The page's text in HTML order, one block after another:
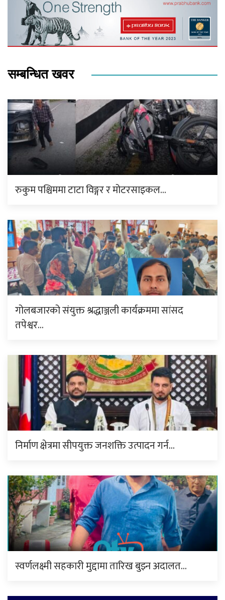
सम्बन्धित खवर
रुकुम पश्चिममा टाटा विङ्गर र मोटरसाइकल…
गोलबजारको संयुक्त श्रद्धाञ्जली कार्यक्रममा सांसद
तपेश्वर…
निर्माण क्षेत्रमा सीपयुक्त जनशक्ति उत्पादन गर्न…
स्वर्णलक्ष्मी सहकारी मुद्दामा तारिख बुझ्न अदालत…